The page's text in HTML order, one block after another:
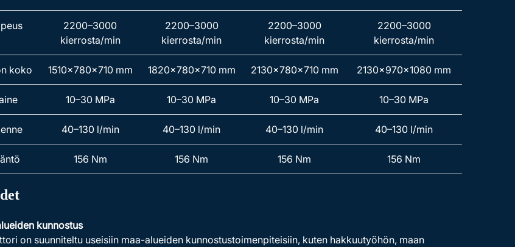
2200–3000
kierrosta/min
2200–3000
kierrosta/min
2200–3000
kierrosta/min
2200–3000
kierrosta/min
koko 1510x780x710 mm 1820x780x710 mm 2130x780x710 mm 2130x970x1080 mm
10–30 MPa 10–30 MPa 10–30 MPa 10–30 MPa
40–130 l/min 40–130 l/min 40–130 l/min 40–130 l/min
156 Nm 156 Nm 156 Nm 156 Nm
kunnostus
on suunniteltu useisiin maa-alueiden kunnostustoimenpiteisiin, kuten hakkuutyöhön, maan